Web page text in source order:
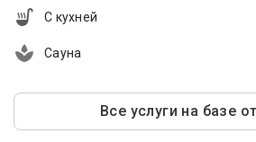
С кухней
Сауна
Все услуги на базе